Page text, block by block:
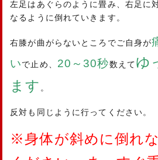
左足はあぐらのように畳み、右足に
なるように倒れていきます。
右膝が曲がらないところでご自身が
いで止め、 20～30秒数えてゆ
ます 。
反対も同じように行ってください。
※身体が斜めに倒れ